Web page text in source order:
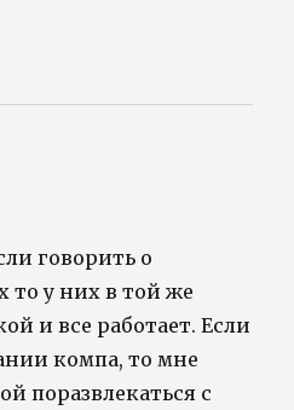
говорить о
то у них в той же
и все работает. Если
компа, то мне
поразвлекаться с